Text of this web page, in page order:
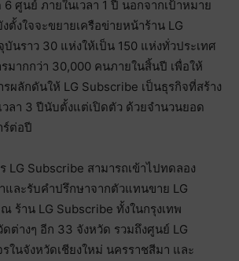
ศูนย์ ภายในเวลา 1 ปี นอกจากเป้าหมาย
ตั้งใจจะขยายเครือข่ายหน้าร้าน LG
นราว 30 แห่งให้เป็น 150 แห่งทั่วประเทศ
มากกว่า 30,000 คนภายในสิ้นปี เพื่อให้
ผลักดันให้ LG Subscribe เป็นธุรกิจที่สร้าง
วลา 3 ปีนับตั้งแต่เปิดตัว ด้วยจำนวนยอด
ร์ต่อปี
LG Subscribe สามารถเข้าไปทดลอง
และรับคำปรึกษาจากตัวแทนขาย LG
ร้าน LG Subscribe ทั้งในกรุงเทพ
ต่างๆ อีก 33 จังหวัด รวมถึงศูนย์ LG
ในจังหวัดเชียงใหม่ นครราชสีมา และ